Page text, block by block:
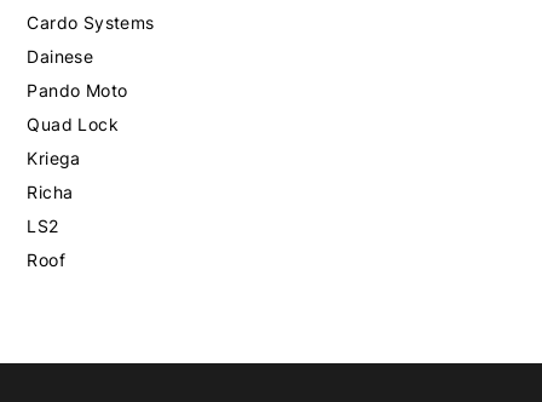
Cardo Systems
Dainese
Pando Moto
Quad Lock
Kriega
Richa
LS2
Roof